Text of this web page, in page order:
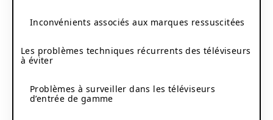
Inconvénients associés aux marques ressuscitées
Les problèmes techniques récurrents des téléviseurs
à éviter
Problèmes à surveiller dans les téléviseurs
d’entrée de gamme